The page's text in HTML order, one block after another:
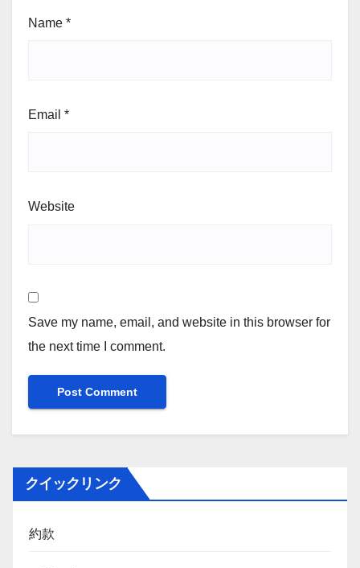
Name *
Email *
Website
Save my name, email, and website in this browser for
the next time I comment.
クイックリンク
約款